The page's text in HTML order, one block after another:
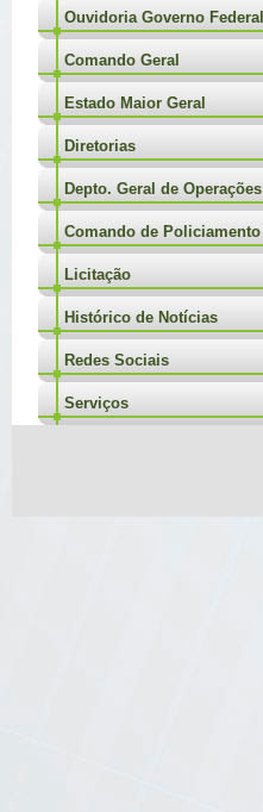
Ouvidoria Governo Federal
Comando Geral
Estado Maior Geral
Diretorias
Depto. Geral de Operações
Comando de Policiamento
Licitação
Histórico de Notícias
Redes Sociais
Serviços